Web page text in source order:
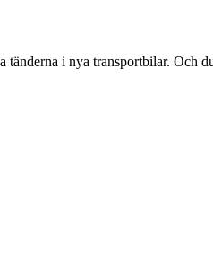
i nya transportbilar. Och